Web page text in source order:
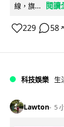
線，旗...
閱讀
229 58 ↗
科技娛樂 生
Lawton 5